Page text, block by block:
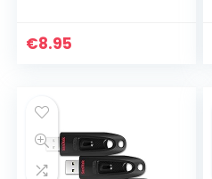
Desktop
10/8.1/8/7/XP…
€8.95